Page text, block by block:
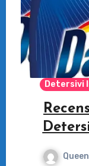
Detersivi